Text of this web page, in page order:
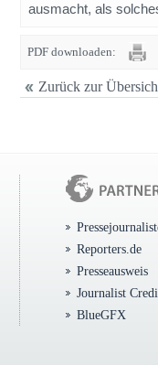
ausmacht, als
PDF downloaden:
Zurück zur
Reporters.de
Presseausweis
Journalist
BlueGFX